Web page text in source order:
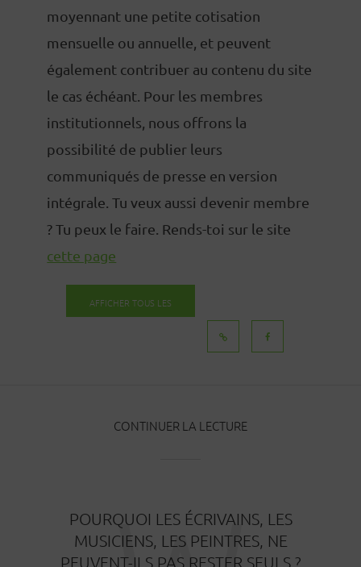
moyennant une petite cotisation
mensuelle ou annuelle, et peuvent
également contribuer au contenu du site
le cas échéant. Pour les membres
institutionnels, nous offrons la
possibilité de publier leurs
communiqués de presse en version
intégrale. Tu veux aussi devenir membre
? Tu peux le faire. Rends-toi sur le site
cette page
AFFICHER TOUS LES
CONTINUER LA LECTURE
POURQUOI LES ÉCRIVAINS, LES
MUSICIENS, LES PEINTRES, NE
PEUVENT-ILS PAS RESTER SEULS ?